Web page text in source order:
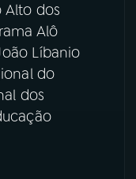
Alto dos
Alô
Líbanio
do
dos